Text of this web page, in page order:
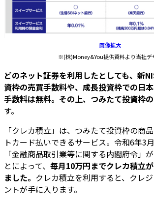
画像拡大
※(株)Money&You提供資料より当社デ
どのネット証券を利用したとしても、新
資枠の売買手数料や、成長投資枠での日
手数料は無料。その上、つみたて投資枠
す。
「クレカ積立」は、つみたて投資枠の商
トカード払いできるサービス。令和6年3
「金融商品取引業等に関する内閣府令」
とによって、 毎月10万円までクレカ積立
ました。 クレカ積立を利用すると、クレ
ントが手に入ります。